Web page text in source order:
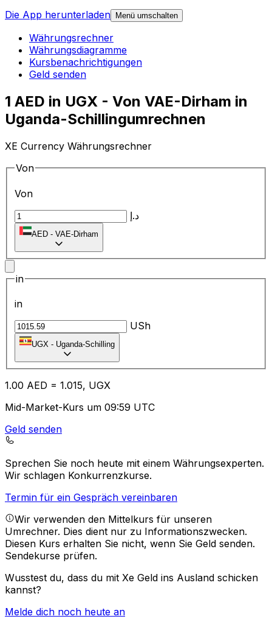
Die App herunterladen
Menü umschalten
Währungsrechner
Währungsdiagramme
Kursbenachrichtigungen
Geld senden
1 AED in UGX - Von VAE-Dirham in
Uganda-Schillingumrechnen
XE Currency Währungsrechner
Von
Von
د.إ
AED - VAE-Dirham
in
in
USh
UGX - Uganda-Schilling
1.00 AED = 1.015, UGX
Mid-Market-Kurs um 09:59 UTC
Geld senden
Sprechen Sie noch heute mit einem Währungsexperten.
Wir schlagen Konkurrenzkurse.
Termin für ein Gespräch vereinbaren
Wir verwenden den Mittelkurs für unseren
Umrechner. Dies dient nur zu Informationszwecken.
Diesen Kurs erhalten Sie nicht, wenn Sie Geld senden.
Sendekurse prüfen.
Wusstest du, dass du mit Xe Geld ins Ausland schicken
kannst?
Melde dich noch heute an